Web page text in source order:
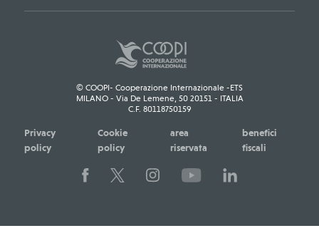
© COOPI- Cooperazione Internazionale -ETS
MILANO - Via De Lemene, 50 20151 - ITALIA
C.F. 80118750159
Privacy
policy
Cookie
policy
area
riservata
benefici
fiscali